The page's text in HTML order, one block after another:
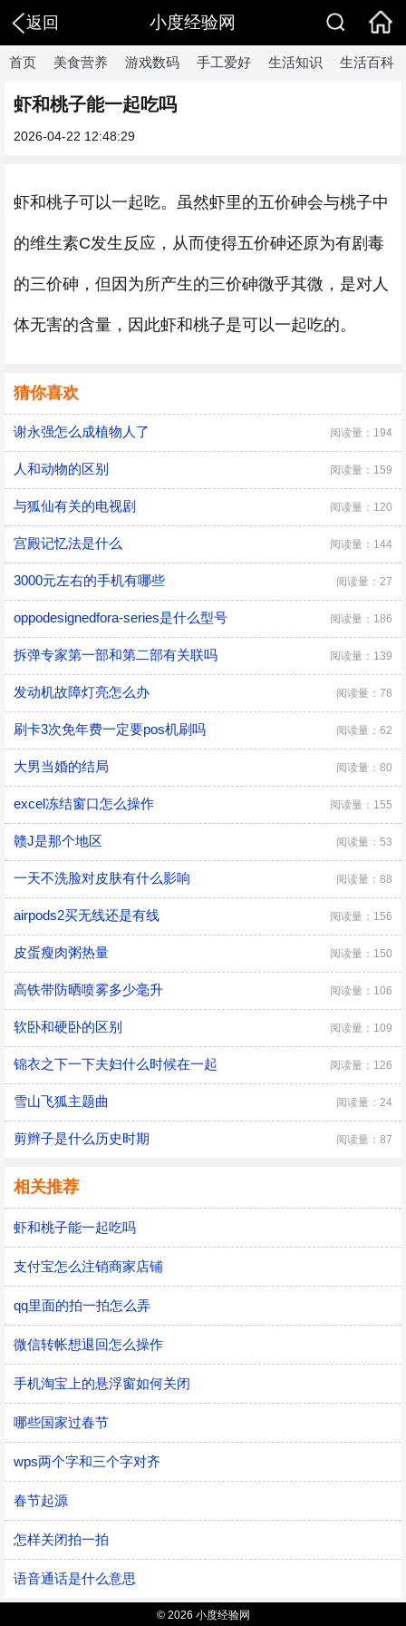
返回 小度经验网
首页 美食营养 游戏数码 手工爱好 生活知识 生活百科
虾和桃子能一起吃吗
2026-04-22 12:48:29
虾和桃子可以一起吃。虽然虾里的五价砷会与桃子中
的维生素C发生反应，从而使得五价砷还原为有剧毒
的三价砷，但因为所产生的三价砷微乎其微，是对人
体无害的含量，因此虾和桃子是可以一起吃的。
猜你喜欢
谢永强怎么成植物人了 阅读量：194
人和动物的区别 阅读量：159
与狐仙有关的电视剧 阅读量：120
宫殿记忆法是什么 阅读量：144
3000元左右的手机有哪些 阅读量：27
oppodesignedfora-series是什么型号 阅读量：186
拆弹专家第一部和第二部有关联吗 阅读量：139
发动机故障灯亮怎么办 阅读量：78
刷卡3次免年费一定要pos机刷吗 阅读量：62
大男当婚的结局 阅读量：80
excel冻结窗口怎么操作 阅读量：155
赣J是那个地区 阅读量：53
一天不洗脸对皮肤有什么影响 阅读量：88
airpods2买无线还是有线 阅读量：156
皮蛋瘦肉粥热量 阅读量：150
高铁带防晒喷雾多少毫升 阅读量：106
软卧和硬卧的区别 阅读量：109
锦衣之下一下夫妇什么时候在一起 阅读量：126
雪山飞狐主题曲 阅读量：24
剪辫子是什么历史时期 阅读量：87
相关推荐
虾和桃子能一起吃吗
支付宝怎么注销商家店铺
qq里面的拍一拍怎么弄
微信转帐想退回怎么操作
手机淘宝上的悬浮窗如何关闭
哪些国家过春节
wps两个字和三个字对齐
春节起源
怎样关闭拍一拍
语音通话是什么意思
© 2026 小度经验网